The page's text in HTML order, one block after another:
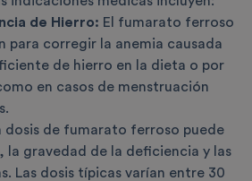
de Hierro: El fumarato ferroso
para corregir la anemia causada
de hierro en la dieta o por
en casos de menstruación
dosis de fumarato ferroso puede
la gravedad de la deficiencia y las
Las dosis típicas varían entre 30